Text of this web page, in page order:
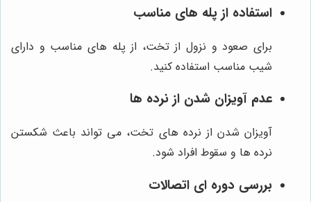
استفاده از پله های مناسب
برای صعود و نزول از تخت، از پله های مناسب و دارای
شیب مناسب استفاده کنید.
عدم آویزان شدن از نرده ها
آویزان شدن از نرده های تخت، می تواند باعث شکستن
نرده ها و سقوط افراد شود.
بررسی دوره ای اتصالات